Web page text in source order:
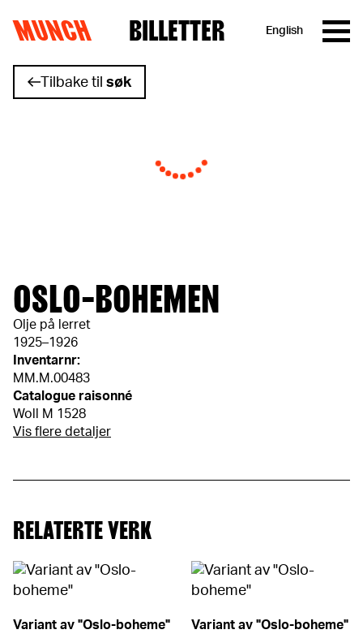
Hopp til innhold
MUNCH BILLETTER English
Tilbake til søk
OSLO-BOHEMEN
Olje på lerret
1925–1926
Inventarnr:
MM.M.00483
Catalogue raisonné
Woll M 1528
Vis flere detaljer
RELATERTE VERK
Variant av "Oslo-boheme" Variant av "Oslo-boheme"